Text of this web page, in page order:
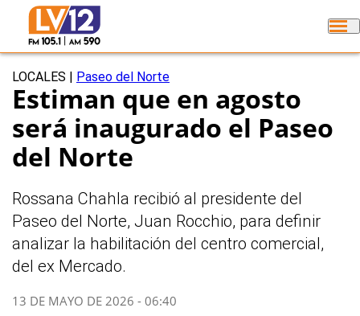
LOCALES Paseo del Norte
Estiman que en agosto
será inaugurado el Paseo
del Norte
Rossana Chahla recibió al presidente del
Paseo del Norte, Juan Rocchio, para definir
analizar la habilitación del centro comercial,
del ex Mercado.
13 DE MAYO DE 2026 - 06:40